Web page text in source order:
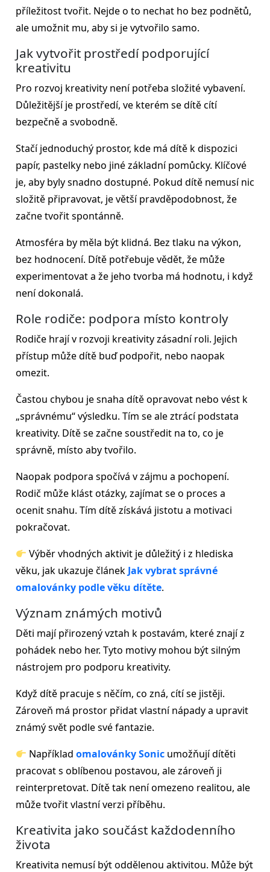
příležitost tvořit. Nejde o to nechat ho bez podnětů,
ale umožnit mu, aby si je vytvořilo samo.
Jak vytvořit prostředí podporující
kreativitu
Pro rozvoj kreativity není potřeba složité vybavení.
Důležitější je prostředí, ve kterém se dítě cítí
bezpečně a svobodně.
Stačí jednoduchý prostor, kde má dítě k dispozici
papír, pastelky nebo jiné základní pomůcky. Klíčové
je, aby byly snadno dostupné. Pokud dítě nemusí nic
složitě připravovat, je větší pravděpodobnost, že
začne tvořit spontánně.
Atmosféra by měla být klidná. Bez tlaku na výkon,
bez hodnocení. Dítě potřebuje vědět, že může
experimentovat a že jeho tvorba má hodnotu, i když
není dokonalá.
Role rodiče: podpora místo kontroly
Rodiče hrají v rozvoji kreativity zásadní roli. Jejich
přístup může dítě buď podpořit, nebo naopak
omezit.
Častou chybou je snaha dítě opravovat nebo vést k
„správnému“ výsledku. Tím se ale ztrácí podstata
kreativity. Dítě se začne soustředit na to, co je
správně, místo aby tvořilo.
Naopak podpora spočívá v zájmu a pochopení.
Rodič může klást otázky, zajímat se o proces a
ocenit snahu. Tím dítě získává jistotu a motivaci
pokračovat.
Výběr vhodných aktivit je důležitý i z hlediska
věku, jak ukazuje článek Jak vybrat správné
omalovánky podle věku dítěte.
Význam známých motivů
Děti mají přirozený vztah k postavám, které znají z
pohádek nebo her. Tyto motivy mohou být silným
nástrojem pro podporu kreativity.
Když dítě pracuje s něčím, co zná, cítí se jistěji.
Zároveň má prostor přidat vlastní nápady a upravit
známý svět podle své fantazie.
Napříkladomalovánky Sonic umožňují dítěti
pracovat s oblíbenou postavou, ale zároveň ji
reinterpretovat. Dítě tak není omezeno realitou, ale
může tvořit vlastní verzi příběhu.
Kreativita jako součást každodenního
života
Kreativita nemusí být oddělenou aktivitou. Může být